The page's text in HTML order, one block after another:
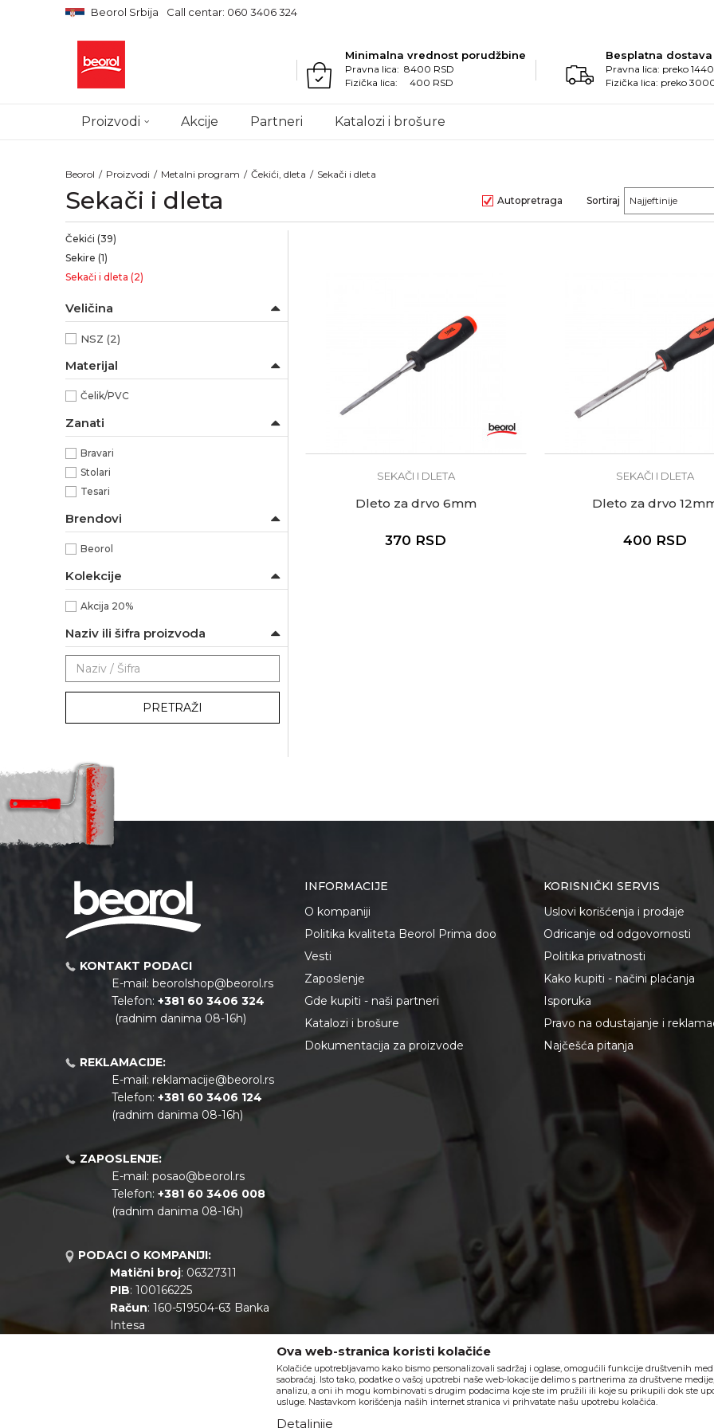
Beorol Srbija Call centar: 060 3406 324
Minimalna vrednost porudžbine
Pravna lica: 8400 RSD
Fizička lica: 400 RSD
Besplatna dostava
Pravna lica: preko
Fizička lica: preko
Proizvodi Akcije Partneri Katalozi i brošure
Beorol Proizvodi Metalni program Čekići, dleta Sekači i dleta
Sekači i dleta Autopretraga Sortiraj
Čekići (39)
Sekire (1)
Sekači i dleta (2)
Veličina
NSZ (2)
Materijal
Čelik/PVC
Zanati
Bravari
Stolari
Tesari
Brendovi
Beorol
Kolekcije
Akcija 20%
Naziv ili šifra proizvoda
PRETRAŽI
SEKAČI I DLETA
Dleto za drvo 6mm
370 RSD
SEKAČI I DLETA
Dleto za drvo
400 RSD
KONTAKT PODACI
E-mail: beorolshop@beorol.rs
Telefon: +381 60 3406 324
(radnim danima 08-16h)
REKLAMACIJE:
E-mail: reklamacije@beorol.rs
Telefon: +381 60 3406 124
(radnim danima 08-16h)
ZAPOSLENJE:
E-mail: posao@beorol.rs
Telefon: +381 60 3406 008
(radnim danima 08-16h)
PODACI O KOMPANIJI:
Matični broj: 06327311
PIB: 100166225
Račun: 160-519504-63 Banka
Intesa
INFORMACIJE
O kompaniji
Politika kvaliteta Beorol Prima doo
Vesti
Zaposlenje
Gde kupiti - naši partneri
Katalozi i brošure
Dokumentacija za proizvode
KORISNIČKI SERVIS
Uslovi korišćenja i prodaje
Odricanje od odgovornosti
Politika privatnosti
Kako kupiti - načini plaćanja
Isporuka
Pravo na odustajanje i
Najčešća pitanja
Ova web-stranica koristi kolačiće
Kolačiće upotrebljavamo kako bismo personalizovali sadržaj i oglase, omogućili funkcije društvenih
saobraćaj. Isto tako, podatke o vašoj upotrebi naše web-lokacije delimo s partnerima za društvene
analizu, a oni ih mogu kombinovati s drugim podacima koje ste im pružili ili koje su prikupili dok ste
usluge. Nastavkom korišćenja naših internet stranica vi prihvatate našu upotrebu kolačića.
Detaljnije